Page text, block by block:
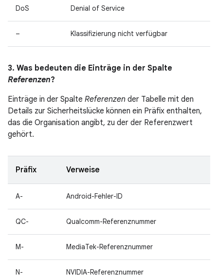
DoS Denial of Service
– Klassifizierung nicht verfügbar
3. Was bedeuten die Einträge in der Spalte
Referenzen?
Einträge in der Spalte Referenzen der Tabelle mit den
Details zur Sicherheitslücke können ein Präfix enthalten,
das die Organisation angibt, zu der der Referenzwert
gehört.
Präfix Verweise
A- Android-Fehler-ID
QC- Qualcomm-Referenznummer
M- MediaTek-Referenznummer
N- NVIDIA-Referenznummer